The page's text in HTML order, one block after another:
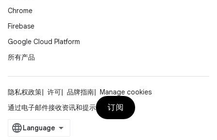
Chrome
Firebase
Google Cloud Platform
所有产品
隐私权政策 许可 品牌指南
Manage cookies
通过电子邮件接收资讯和提示
订阅